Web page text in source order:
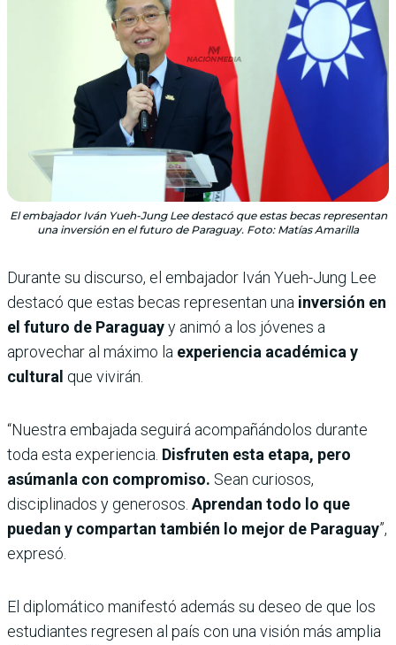
El embajador Iván Yueh-Jung Lee destacó que estas becas representan
una inversión en el futuro de Paraguay. Foto: Matías Amarilla
Durante su discurso, el embajador Iván Yueh-Jung Lee
destacó que estas becas representan una inversión en
el futuro de Paraguayy animó a los jóvenes a
aprovechar al máximo la experiencia académica y
cultural que vivirán.
“Nuestra embajada seguirá acompañándolos durante
toda esta experiencia. Disfruten esta etapa, pero
asúmanla con compromiso. Sean curiosos,
disciplinados y generosos. Aprendan todo lo que
puedan y compartan también lo mejor de Paraguay”,
expresó.
El diplomático manifestó además su deseo de que los
estudiantes regresen al país con una visión más amplia